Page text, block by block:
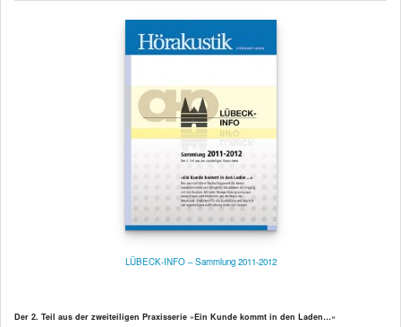
LÜBECK-INFO – Sammlung 2011-2012
Der 2. Teil aus der zweiteiligen Praxisserie »Ein Kunde kommt in den Laden…«